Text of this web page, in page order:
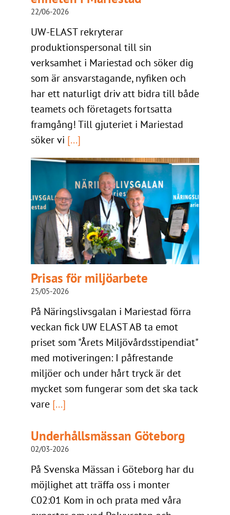
22/06-2026
UW-ELAST rekryterar
produktionspersonal till sin
verksamhet i Mariestad och söker dig
som är ansvarstagande, nyfiken och
har ett naturligt driv att bidra till både
teamets och företagets fortsatta
framgång! Till gjuteriet i Mariestad
söker vi [...]
Prisas för miljöarbete
25/05-2026
På Näringslivsgalan i Mariestad förra
veckan fick UW ELAST AB ta emot
priset som "Årets Miljövårdsstipendiat"
med motiveringen: I påfrestande
miljöer och under hårt tryck är det
mycket som fungerar som det ska tack
vare[...]
Underhållsmässan Göteborg
02/03-2026
På Svenska Mässan i Göteborg har du
möjlighet att träffa oss i monter
C02:01 Kom in och prata med våra